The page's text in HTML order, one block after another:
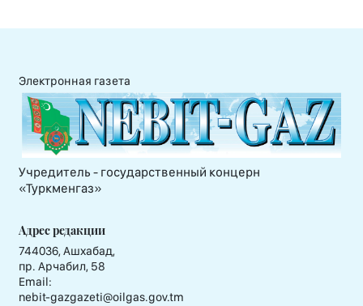
Электронная газета
Учредитель - государственный концерн
«Туркменгаз»
Адрес редакции
744036, Ашхабад,
пр. Арчабил, 58
Email:
nebit-gazgazeti@oilgas.gov.tm